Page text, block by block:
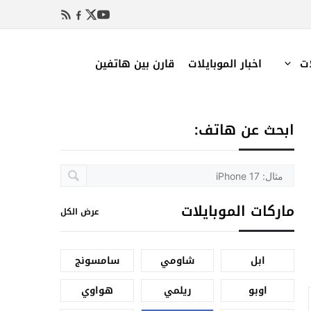
اخبار الموبايلات قارن بين هاتفين
ابحث عن هاتف:
ماركات الموبايلات عرض الكل
ابل شاومي
سامسونج
اوبو
ريلمي
هواوي